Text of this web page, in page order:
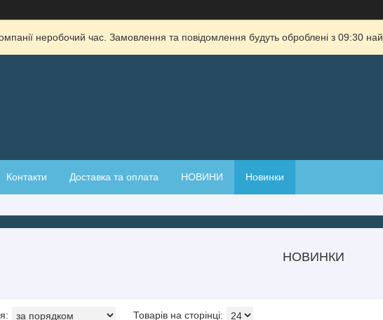
неробочий час. Замовлення та повідомлення будуть оброблені з 09:30
Контакти Доставка та оплата НОВИНИ Новинки
НОВИНКИ